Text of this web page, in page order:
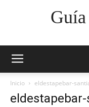
Inicio eldestapebar-